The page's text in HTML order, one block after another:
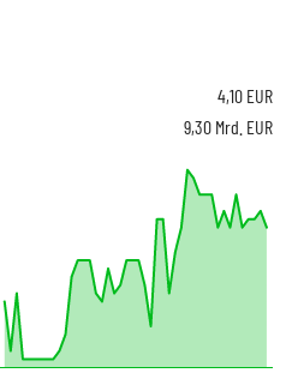
4,10 EUR
9,30 Mrd. EUR